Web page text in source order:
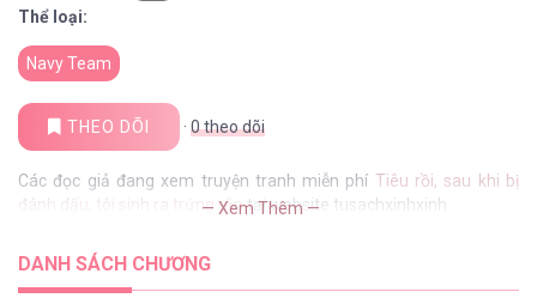
Thể loại:
Navy Team
THEO DÕI · 0theo dõi
Các đọc giả đang xem truyện tranh miễn phí Tiêu rồi, sau khi bị
đánh dấu, tôi sinh ra trứng rắntại website tusachxinhxinh
— Xem Thêm —
DANH SÁCH CHƯƠNG